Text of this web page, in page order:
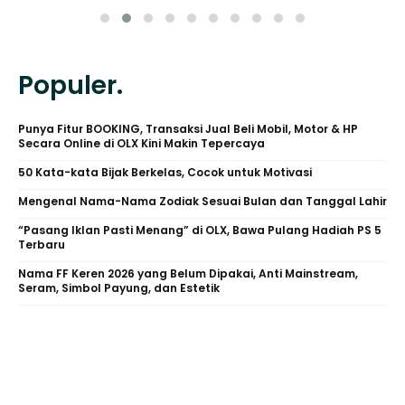
Populer.
Punya Fitur BOOKING, Transaksi Jual Beli Mobil, Motor & HP
Secara Online di OLX Kini Makin Tepercaya
50 Kata-kata Bijak Berkelas, Cocok untuk Motivasi
Mengenal Nama-Nama Zodiak Sesuai Bulan dan Tanggal Lahir
“Pasang Iklan Pasti Menang” di OLX, Bawa Pulang Hadiah PS 5
Terbaru
Nama FF Keren 2026 yang Belum Dipakai, Anti Mainstream,
Seram, Simbol Payung, dan Estetik